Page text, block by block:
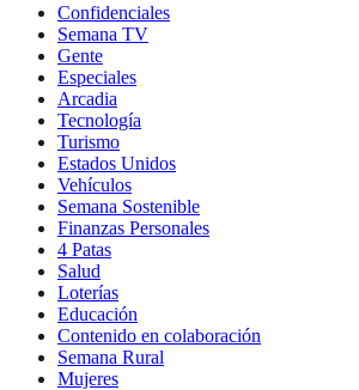
Confidenciales
Semana TV
Gente
Especiales
Arcadia
Tecnología
Turismo
Estados Unidos
Vehículos
Semana Sostenible
Finanzas Personales
4 Patas
Salud
Loterías
Educación
Contenido en colaboración
Semana Rural
Mujeres